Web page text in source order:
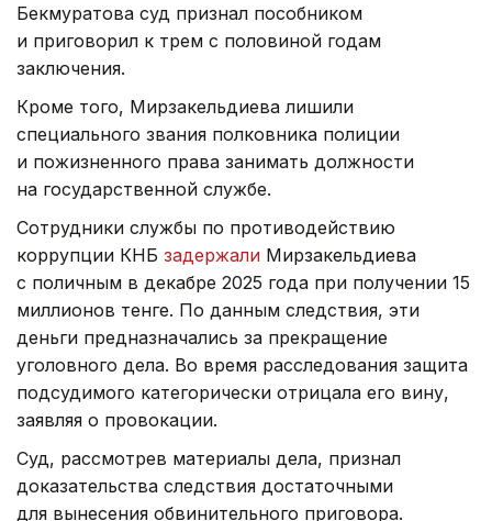
Бекмуратова суд признал пособником
и приговорил к трем с половиной годам
заключения.
Кроме того, Мирзакельдиева лишили
специального звания полковника полиции
и пожизненного права занимать должности
на государственной службе.
Сотрудники службы по противодействию
коррупции КНБ задержали Мирзакельдиева
с поличным в декабре 2025 года при получении 15
миллионов тенге. По данным следствия, эти
деньги предназначались за прекращение
уголовного дела. Во время расследования защита
подсудимого категорически отрицала его вину,
заявляя о провокации.
Суд, рассмотрев материалы дела, признал
доказательства следствия достаточными
для вынесения обвинительного приговора.